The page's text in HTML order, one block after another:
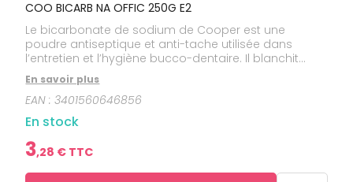
bucco-
dentaire
COO BICARB NA OFFIC 250G E2
Le bicarbonate de sodium de Cooper est une
poudre antiseptique et anti-tache utilisée dans
l’entretien et l’hygiène bucco-dentaire. Il blanchit
l’émail, permet d’éviter le jaunissement des dents et
la formation des taches dentaires. Anti-acide, il aide
aussi à faciliter la digestion.
En savoir plus
EAN :3401560646856
En stock
3,28 € TTC